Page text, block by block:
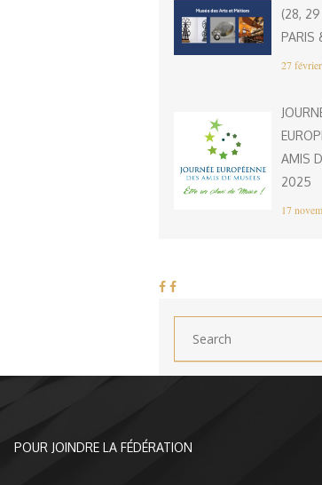
(28,
PARIS
27
AMIS
2025
17
POUR JOINDRE LA FÉDÉRATION